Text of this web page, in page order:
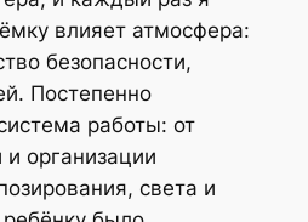
влияет атмосфера:
безопасности,
Постепенно
работы: от
и организации
света и